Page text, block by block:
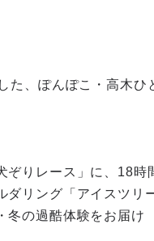
た、ぽんぽこ・高木ひ
りレース」に、18時
リング「アイスツリ
冬の過酷体験をお届け